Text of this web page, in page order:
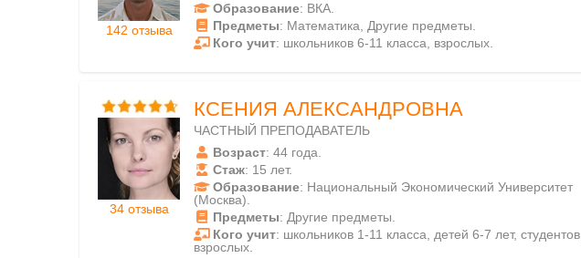
142 отзыва
Образование: ВКА.
Предметы: Математика, Другие предметы.
Кого учит: школьников 6-11 класса, взрослых.
34 отзыва
КСЕНИЯ АЛЕКСАНДРОВНА
ЧАСТНЫЙ ПРЕПОДАВАТЕЛЬ
Возраст: 44 года.
Стаж: 15 лет.
Образование: Национальный Экономический Университет
(Москва).
Предметы: Другие предметы.
Кого учит: школьников 1-11 класса, детей 6-7 лет, студентов,
взрослых.